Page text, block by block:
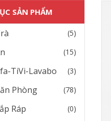
SẢN PHẨM
(5)
(15)
TiVi-Lavabo (3)
Phòng (78)
Ráp (0)